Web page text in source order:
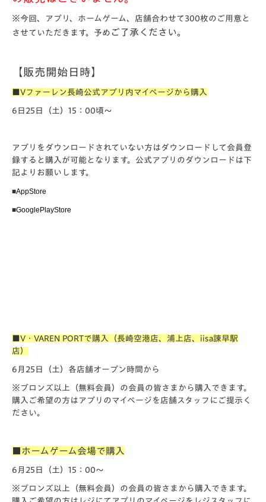
※今回、アプリ、ホームゲーム、店舗合わせて300枚のご用意と
させていただきます。予め ご了承ください。
【販売開始日時】
■Vファーレン長崎公式アプリ内マイページから購入
6日25日（土）15：00頃～
アプリをダウンロードされていない方はダウンロードして会員登
録すると購入が可能となります。公式アプリのダウンロードは下
記よりお願いします。
■AppStore
■GooglePlayStore
■V・VAREN PORTで購入 （長崎空港店、浦上店、iisa諫早駅
店）
6月25日（土）各店舗オープン時間から
※ブロンズ以上（無料会員）の会員の皆さまから購入できます。
購入ご希望の方はアプリのマイページを店舗スタッフにご提示く
ださい。
■ホームゲーム会場で購入
6月25日（土）15：00～
※ブロンズ以上（無料会員）の会員の皆さまから購入できます。